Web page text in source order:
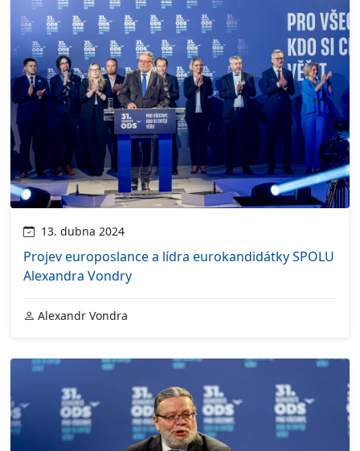
13. dubna 2024
Projev europoslance a lídra eurokandidátky SPOLU
Alexandra Vondry
Alexandr Vondra